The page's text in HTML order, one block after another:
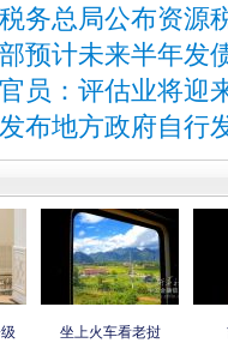
务总局公布资源
预计未来半年发
员：评估业将迎
布地方政府自行
坐上火车看老挝